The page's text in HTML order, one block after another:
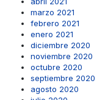
marzo 2021
febrero 2021
enero 2021
diciembre 2020
noviembre 2020
octubre 2020
septiembre 2020
agosto 2020